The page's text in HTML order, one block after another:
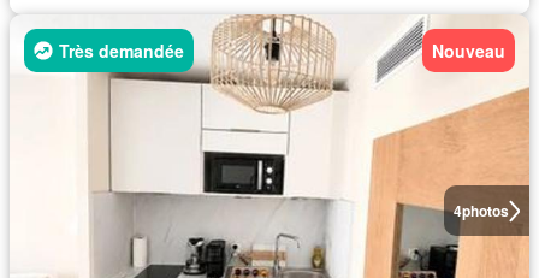
4photos
Très demandée Nouveau